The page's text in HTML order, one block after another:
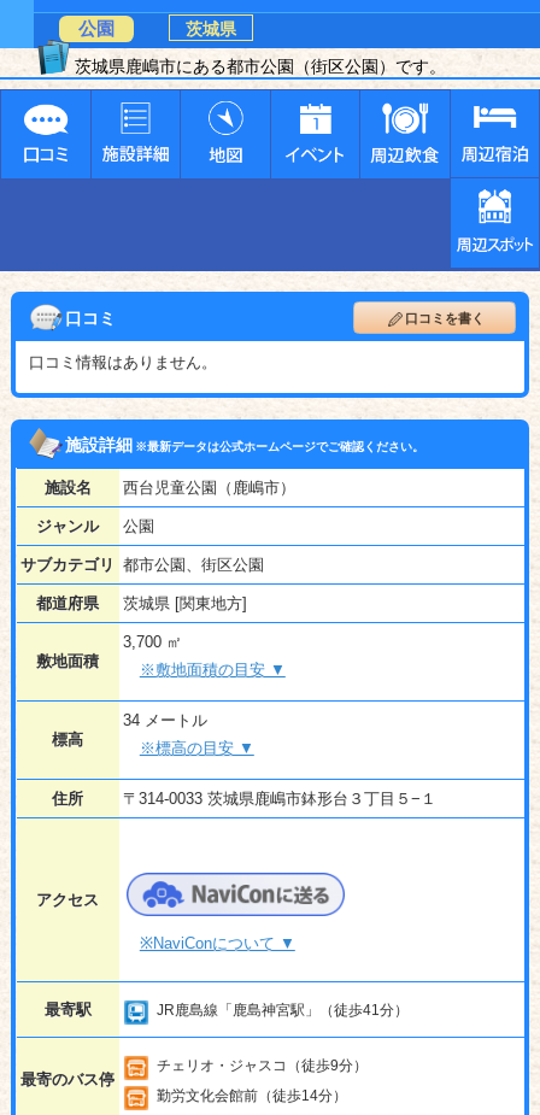
公園
茨城県
茨城県鹿嶋市にある都市公園（街区公園）です。
口コミ 口コミを書く
口コミ情報はありません。
施設詳細※最新データは公式ホームページでご確認ください。
施設名 西台児童公園（鹿嶋市）
ジャンル 公園
サブカテゴリ 都市公園、街区公園
都道府県 茨城県 [関東地方]
敷地面積
3,700 ㎡
※敷地面積の目安 ▼
標高
34 メートル
※標高の目安 ▼
住所 〒314-0033 茨城県鹿嶋市鉢形台３丁目５−１
アクセス
※NaviConについて ▼
最寄駅 JR鹿島線「鹿島神宮駅」（徒歩41分）
最寄のバス停
チェリオ・ジャスコ（徒歩9分）
勤労文化会館前（徒歩14分）